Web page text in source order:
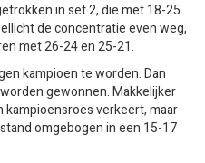
in set 2, die met 18-25
de concentratie even weg,
met 26-24 en 25-21.
kampioen te worden. Dan
gewonnen. Makkelijker
kampioensroes verkeert, maar
omgebogen in een 15-17